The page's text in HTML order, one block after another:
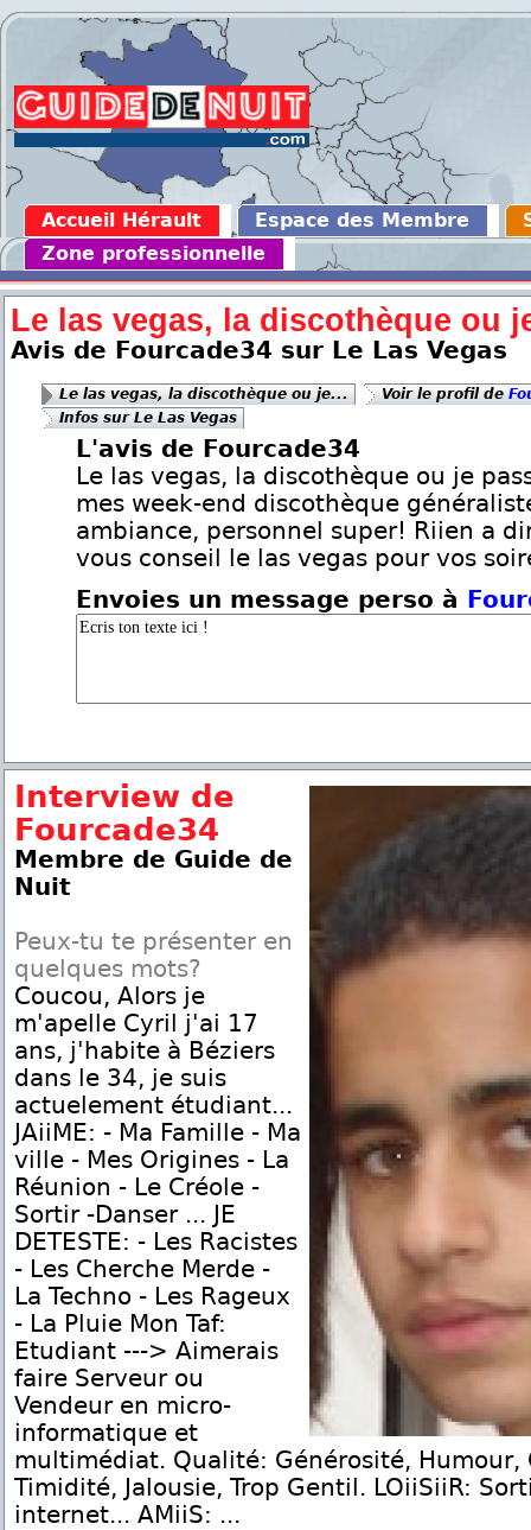
Accueil Hérault Espace des Membre
Zone professionnelle
Le las vegas, la discothèque ou
Avis de Fourcade34 sur Le Las Vegas
Le las vegas, la discothèque ou je... Voir le profil de
Infos sur Le Las Vegas
L'avis de Fourcade34
Le las vegas, la discothèque ou je
mes week-end discothèque
ambiance, personnel super! Riien a
vous conseil le las vegas pour vos
Envoies un message perso à
Interview de
Fourcade34
Membre de Guide de
Nuit
Peux-tu te présenter en
quelques mots?
Coucou, Alors je
m'apelle Cyril j'ai 17
ans, j'habite à Béziers
dans le 34, je suis
actuelement étudiant...
JAiiME: - Ma Famille - Ma
ville - Mes Origines - La
Réunion - Le Créole -
Sortir -Danser ... JE
DETESTE: - Les Racistes
- Les Cherche Merde -
La Techno - Les Rageux
- La Pluie Mon Taf:
Etudiant ---> Aimerais
faire Serveur ou
Vendeur en micro-
informatique et
multimédiat. Qualité: Générosité, Humour,
Timidité, Jalousie, Trop Gentil. LOiiSiiR:
internet... AMiiS: ...